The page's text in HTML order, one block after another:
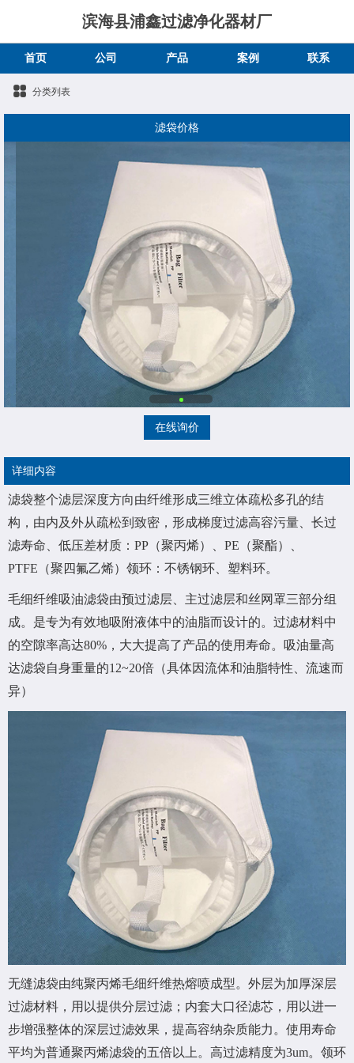
滨海县浦鑫过滤净化器材厂
首页 公司 产品 案例 联系
分类列表
滤袋价格
在线询价
详细内容
滤袋整个滤层深度方向由纤维形成三维立体疏松多孔的结
构，由内及外从疏松到致密，形成梯度过滤高容污量、长过
滤寿命、低压差材质：PP（聚丙烯）、PE（聚酯）、
PTFE（聚四氟乙烯）领环：不锈钢环、塑料环。
毛细纤维吸油滤袋由预过滤层、主过滤层和丝网罩三部分组
成。是专为有效地吸附液体中的油脂而设计的。过滤材料中
的空隙率高达80%，大大提高了产品的使用寿命。吸油量高
达滤袋自身重量的12~20倍（具体因流体和油脂特性、流速而
异）
无缝滤袋由纯聚丙烯毛细纤维热熔喷成型。外层为加厚深层
过滤材料，用以提供分层过滤；内套大口径滤芯，用以进一
步增强整体的深层过滤效果，提高容纳杂质能力。使用寿命
平均为普通聚丙烯滤袋的五倍以上。高过滤精度为3um。领环